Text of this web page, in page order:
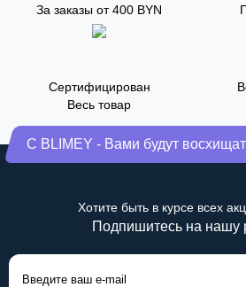
За заказы от 400 BYN
Сертифицирован
Весь товар
С BLIMEY - Вами будут
Хотите быть в курсе всех
Подпишитесь на нашу